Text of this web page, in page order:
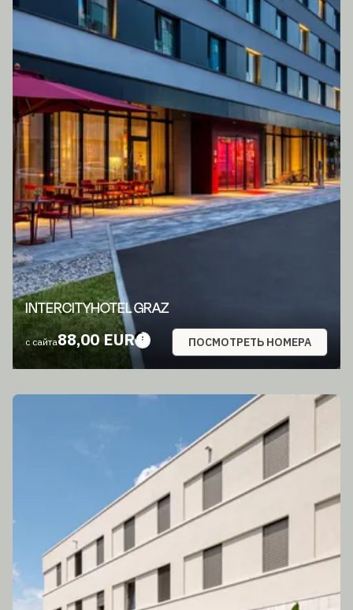
INTERCITYHOTEL GRAZ
с сайта88,00 EUR ПОСМОТРЕТЬ НОМЕРА